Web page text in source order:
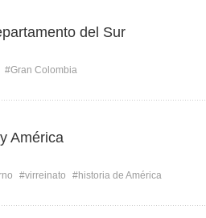
del Sur
#Gran Colombia
América
#virreinato
#historia de América